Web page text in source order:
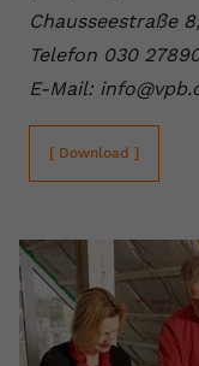
Chausseestraße
Telefon 030
E-Mail:
[ Download ]